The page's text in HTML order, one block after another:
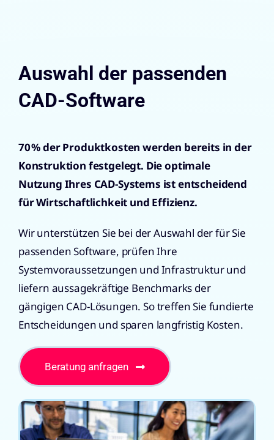
Auswahl der passenden
CAD-Software
70 % der Produktkosten werden bereits in der
Konstruktion festgelegt. Die optimale
Nutzung Ihres CAD-Systems ist entscheidend
für Wirtschaftlichkeit und Effizienz.
Wir unterstützen Sie bei der Auswahl der für Sie
passenden Software, prüfen Ihre
Systemvoraussetzungen und Infrastruktur und
liefern aussagekräftige Benchmarks der
gängigen CAD-Lösungen. So treffen Sie fundierte
Entscheidungen und sparen langfristig Kosten.
Beratung anfragen